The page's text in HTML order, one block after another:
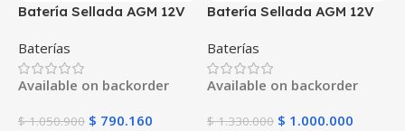
Batería Sellada AGM 12V
FL121000GS | 10 Años |
Alta Capacidad | UPS y
Respaldo
Baterías
Available on backorder
$1.050.900 $ 790.160
Batería Sellada AGM 12V
FL121200GS | 10 Años |
Ultra Capacidad | UPS y
Respaldo de Energía
Baterías
Available on backorder
$1.330.000 $ 1.000.000